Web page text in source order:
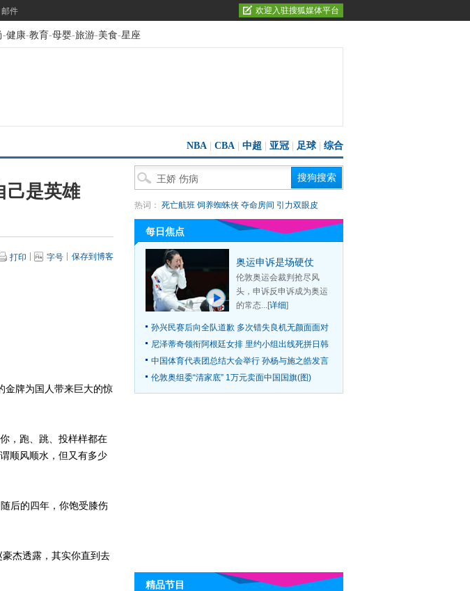
邮件 欢迎入驻搜狐媒体平台
-健康-教育-母婴-旅游-美食-星座
NBA CBA 中超 亚冠 足球| 综合
己是英雄
打印 字号 保存到博客
牌为国人带来巨大的惊
，跑、跳、投样样都在
顺风顺水，但又有多少
后的四年，你饱受膝伤
杰透露，其实你直到去
热词： 死亡航班 饲养蜘蛛侠 夺命房间 引力双眼皮
每日焦点
奥运申诉是场硬仗
伦敦奥运会裁判抢尽风
头，申诉反申诉成为奥运
的常态...[详细]
孙兴民赛后向全队道歉 多次错失良机无颜面面对
尼泽蒂奇领衔阿根廷女排 里约小组出线死拼日韩
中国体育代表团总结大会举行 孙杨与施之皓发言
伦敦奥组委“清家底” 1万元卖面中国国旗(图)
精品节目